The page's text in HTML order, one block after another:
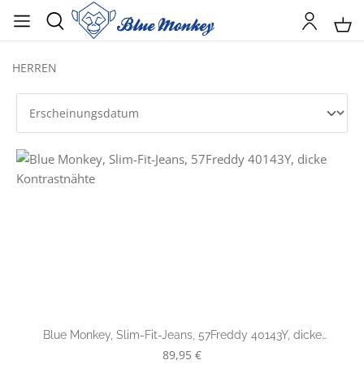
HERREN
Blue Monkey, Slim-Fit-Jeans, 57Freddy 40143Y, dicke
Kontrastnähte
Regulärer Preis:
89,95 €